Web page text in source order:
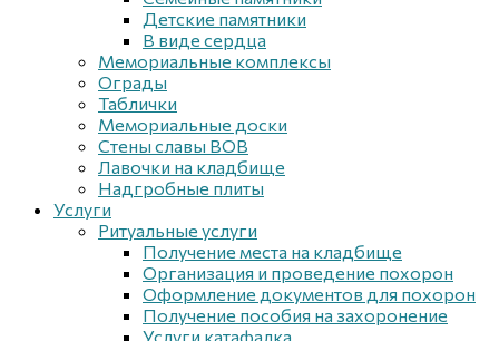
Детские памятники
В виде сердца
Мемориальные комплексы
Ограды
Таблички
Мемориальные доски
Стены славы ВОВ
Лавочки на кладбище
Надгробные плиты
Услуги
Ритуальные услуги
Получение места на кладбище
Организация и проведение похорон
Оформление документов для похорон
Получение пособия на захоронение
Услуги катафалка